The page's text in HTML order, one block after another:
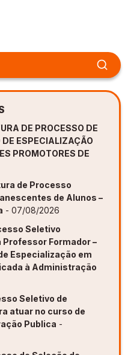
DE PROCESSO DE
DE ESPECIALIZAÇÃO
PROMOTORES DE
de Processo
de Alunos –
- 07/08/2026
Seletivo
Formador –
Especialização em
à Administração
Seletivo de
atuar no curso de
Publica -
de
de
de
de
de